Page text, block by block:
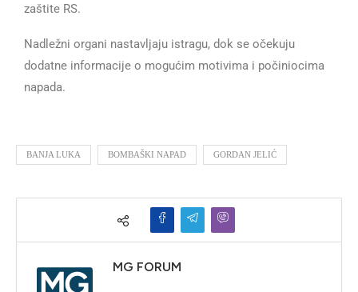
zaštite RS.
Nadležni organi nastavljaju istragu, dok se očekuju
dodatne informacije o mogućim motivima i počiniocima
napada.
BANJA LUKA BOMBAŠKI NAPAD GORDAN JELIĆ
MG FORUM